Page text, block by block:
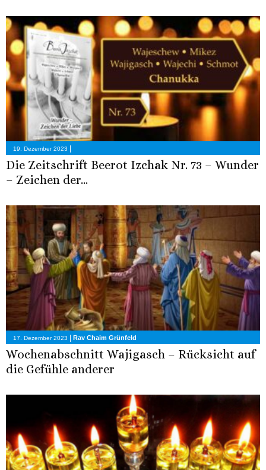
19. Dezember 2023 |
Die Zeitschrift Beerot Izchak Nr. 73 – Wunder
– Zeichen der...
17. Dezember 2023 Rav Chaim Grünfeld
Wochenabschnitt Wajigasch – Rücksicht auf
die Gefühle anderer